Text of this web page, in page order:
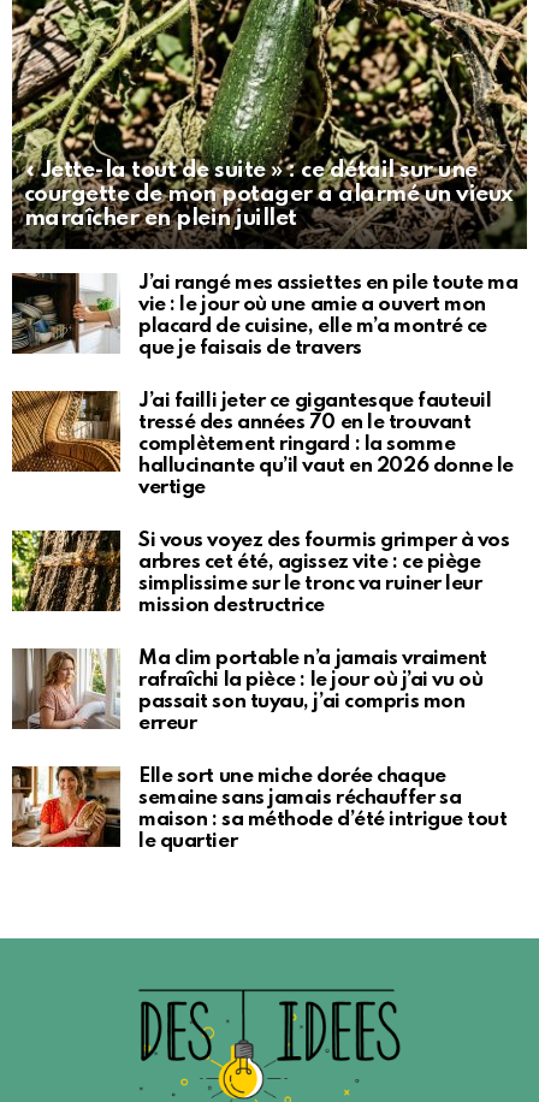
« Jette-la tout de suite » : ce détail sur une
courgette de mon potager a alarmé un vieux
maraîcher en plein juillet
J’ai rangé mes assiettes en pile toute ma
vie : le jour où une amie a ouvert mon
placard de cuisine, elle m’a montré ce
que je faisais de travers
J’ai failli jeter ce gigantesque fauteuil
tressé des années 70 en le trouvant
complètement ringard : la somme
hallucinante qu’il vaut en 2026 donne le
vertige
Si vous voyez des fourmis grimper à vos
arbres cet été, agissez vite : ce piège
simplissime sur le tronc va ruiner leur
mission destructrice
Ma clim portable n’a jamais vraiment
rafraîchi la pièce : le jour où j’ai vu où
passait son tuyau, j’ai compris mon
erreur
Elle sort une miche dorée chaque
semaine sans jamais réchauffer sa
maison : sa méthode d’été intrigue tout
le quartier